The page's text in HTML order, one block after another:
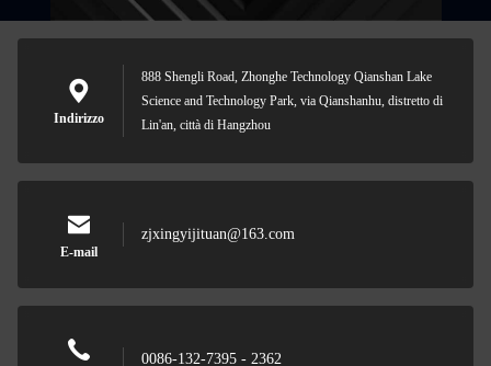
Indirizzo
888 Shengli Road, Zhonghe Technology Qianshan Lake
Science and Technology Park, via Qianshanhu, distretto di
Lin'an, città di Hangzhou
E-mail
zjxingyijituan@163.com
0086-132-7395 - 2362